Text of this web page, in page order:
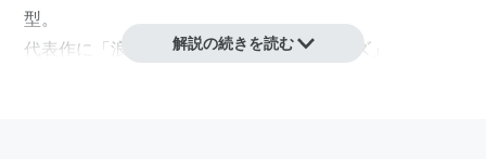
型。
代表作に「浪漫倶楽部」「クレセントノイズ
解説の続きを読む